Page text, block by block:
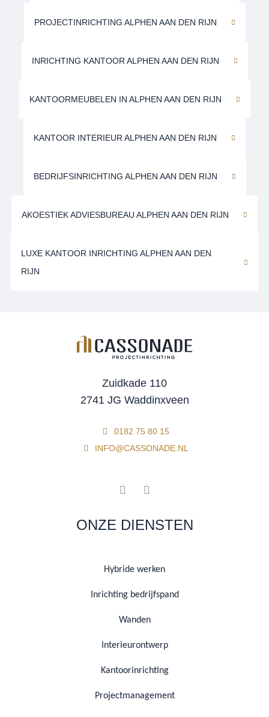
PROJECTINRICHTING ALPHEN AAN DEN RIJN
INRICHTING KANTOOR ALPHEN AAN DEN RIJN
KANTOORMEUBELEN IN ALPHEN AAN DEN RIJN
KANTOOR INTERIEUR ALPHEN AAN DEN RIJN
BEDRIJFSINRICHTING ALPHEN AAN DEN RIJN
AKOESTIEK ADVIESBUREAU ALPHEN AAN DEN RIJN
LUXE KANTOOR INRICHTING ALPHEN AAN DEN
RIJN
Zuidkade 110
2741 JG Waddinxveen
0182 75 80 15
INFO@CASSONADE.NL
ONZE DIENSTEN
Hybride werken
Inrichting bedrijfspand
Wanden
Interieurontwerp
Kantoorinrichting
Projectmanagement